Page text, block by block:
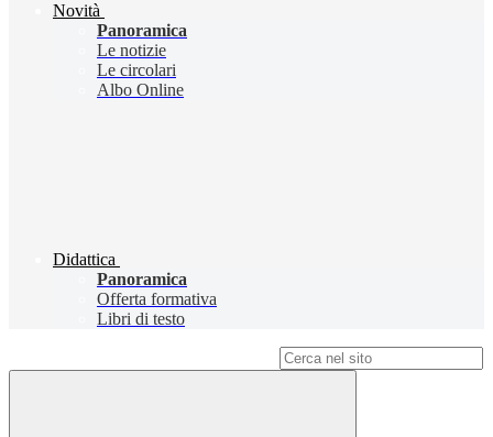
Novità
Panoramica
Le notizie
Le circolari
Albo Online
Didattica
Panoramica
Offerta formativa
Libri di testo